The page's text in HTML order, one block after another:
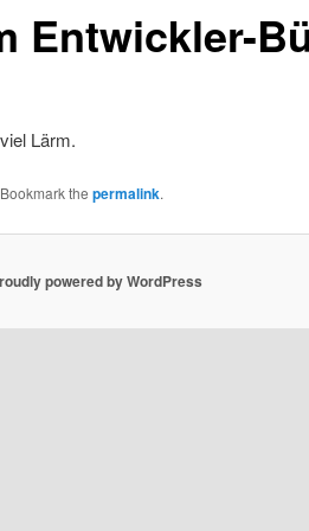
Entwickler-
Lärm.
the permalink.
powered by WordPress